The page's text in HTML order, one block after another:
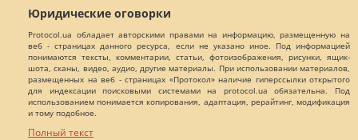
Юридические оговорки
Protocol.ua обладает авторскими правами на информацию, размещенную на
веб - страницах данного ресурса, если не указано иное. Под информацией
понимаются тексты, комментарии, статьи, фотоизображения, рисунки, ящик-
шота, сканы, видео, аудио, другие материалы. При использовании материалов,
размещенных на веб - страницах «Протокол» наличие гиперссылки открытого
для индексации поисковыми системами на protocol.ua обязательна. Под
использованием понимается копирования, адаптация, рерайтинг, модификация
и тому подобное.
Полный текст